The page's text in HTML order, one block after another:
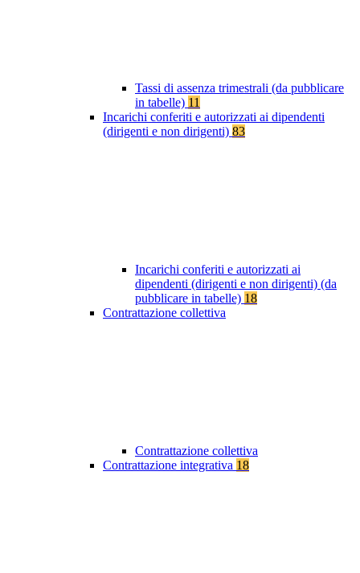
Tassi di assenza trimestrali (da pubblicare
in tabelle) 11
Incarichi conferiti e autorizzati ai dipendenti
(dirigenti e non dirigenti) 83
Incarichi conferiti e autorizzati ai
dipendenti (dirigenti e non dirigenti) (da
pubblicare in tabelle) 18
Contrattazione collettiva
Contrattazione collettiva
Contrattazione integrativa 18